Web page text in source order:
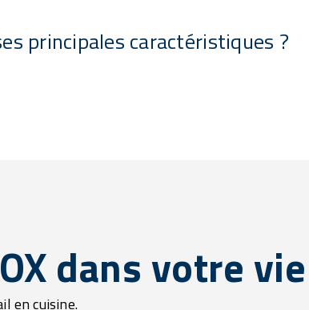
principales caractéristiques ?
dans votre vie
en cuisine.